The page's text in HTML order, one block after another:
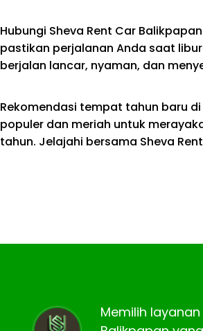
Hubungi Sheva Rent Car
pastikan perjalanan Anda saat
berjalan lancar, nyaman, dan
Rekomendasi tempat tahun baru
populer dan meriah untuk
tahun. Jelajahi bersama Sheva
Memilih